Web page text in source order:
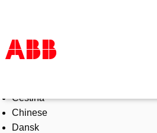
Products & Solutions
Industries
Services
Čeština
Chinese
Dansk